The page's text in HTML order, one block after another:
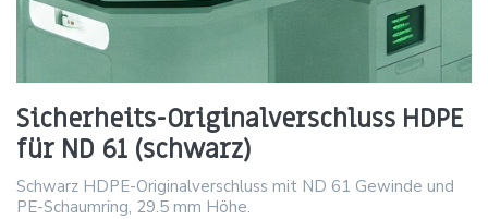
Sicherheits-Originalverschluss HDPE
für ND 61 (schwarz)
Schwarz HDPE-Originalverschluss mit ND 61 Gewinde und
PE-Schaumring, 29.5 mm Höhe.